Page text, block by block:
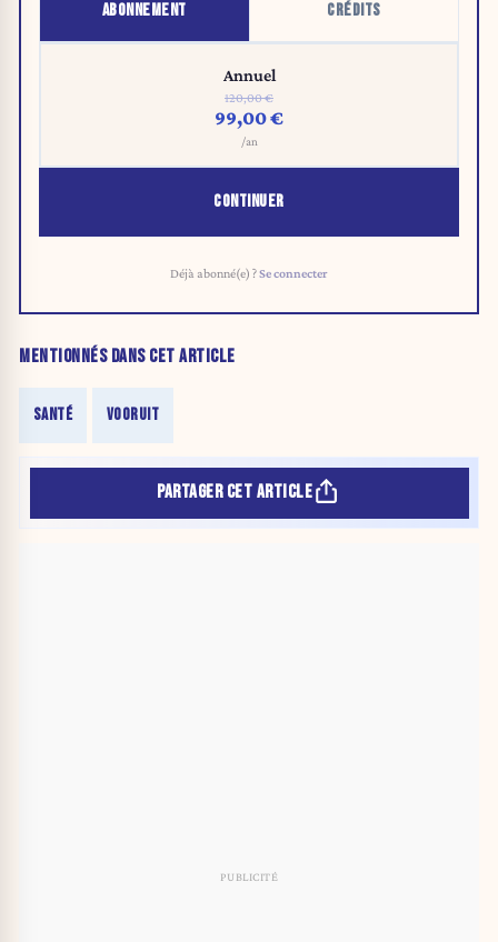
ABONNEMENT CRÉDITS
Annuel
120,00 €
99,00 €
/an
CONTINUER
Déjà abonné(e) ?Se connecter
MENTIONNÉS DANS CET ARTICLE
SANTÉ VOORUIT
PARTAGER CET ARTICLE